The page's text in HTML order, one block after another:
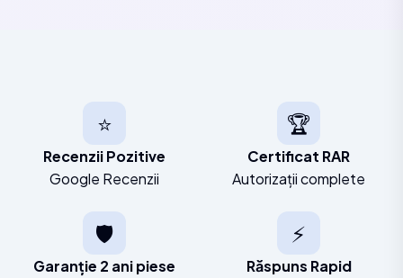
⭐
Recenzii Pozitive
Google Recenzii
🏆
Certificat RAR
Autorizații complete
🛡️
Garanție 2 ani piese
⚡
Răspuns Rapid